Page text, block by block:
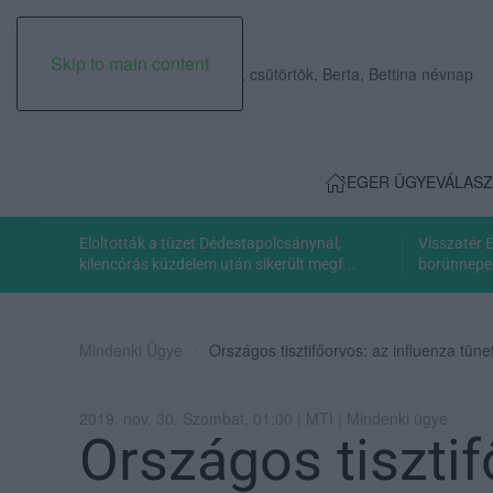
Skip to main content
2026. augusztus 06., csütörtök, Berta, Bettina névnap
EGER ÜGYE
Eloltották a tüzet Dédestapolcsánynál,
kilencórás küzdelem után sikerült megf...
Visszatér
Mindenki Ügye Országos tisztifőorvos: az influenza
2019. nov. 30. Szombat, 01:00 | MTI | Mindenki ügye
Országos